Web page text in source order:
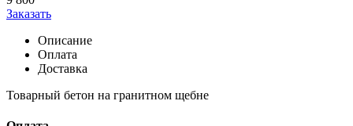
Заказать
Описание
Оплата
Доставка
Товарный бетон на гранитном щебне